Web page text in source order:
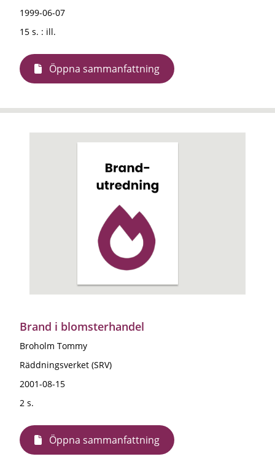
1999-06-07
15 s. : ill.
Öppna sammanfattning
Brand i blomsterhandel
Broholm Tommy
Räddningsverket (SRV)
2001-08-15
2 s.
Öppna sammanfattning